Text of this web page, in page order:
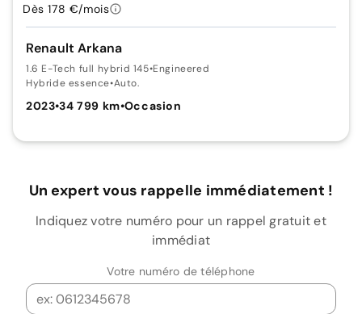
Renault Arkana
1.6 E-Tech full hybrid 145•Engineered
Hybride essence•Auto.
2023•34 799 km•Occasion
Dès 178 €/mois
Un expert vous rappelle immédiatement !
Indiquez votre numéro pour un rappel gratuit et
immédiat
Votre numéro de téléphone